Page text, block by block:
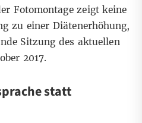
Fotomontage zeigt keine
zu einer Diätenerhöhung,
Sitzung des aktuellen
2017.
statt